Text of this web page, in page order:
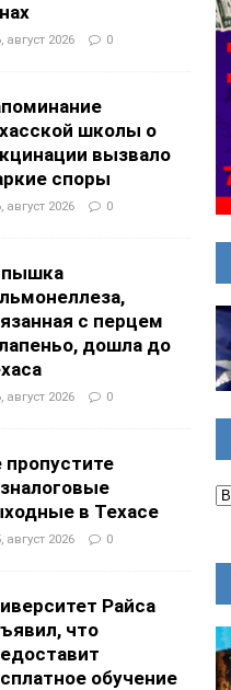
август 2026 0
школы о
вызвало
споры
август 2026 0
с перцем
дошла до
август 2026 0
пропустите
в Техасе
август 2026 0
Райса
что
обучение